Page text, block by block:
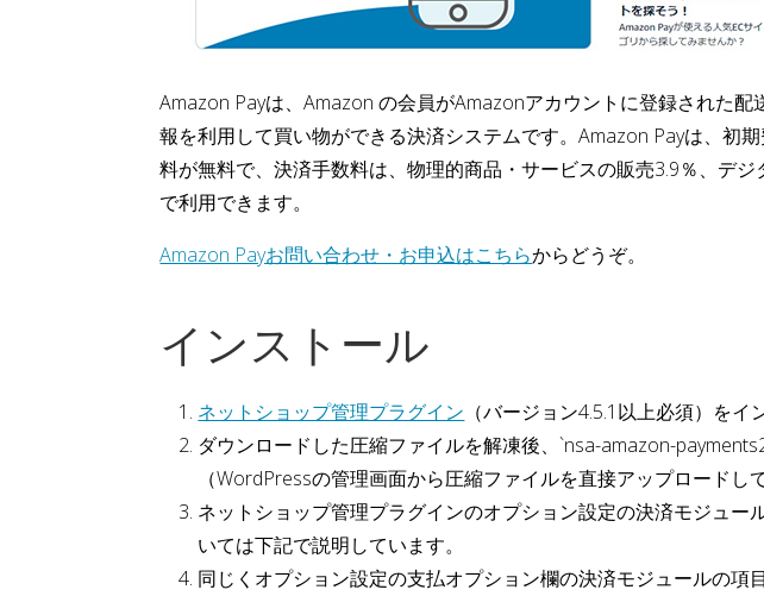
Amazon Payは、Amazon の会員がAmazonアカウントに登録された配
報を利用して買い物ができる決済システムです。Amazon Payは、初
料が無料で、決済手数料は、物理的商品・サービスの販売3.9％、デジ
で利用できます。
Amazon Payお問い合わせ・お申込はこちらからどうぞ。
インストール
ネットショップ管理プラグイン （バージョン4.5.1以上必須）をイ
ダウンロードした圧縮ファイルを解凍後、`nsa-amazon-
（WordPressの管理画面から圧縮ファイルを直接アップロードし
ネットショップ管理プラグインのオプション設定の決済モジュ
いては下記で説明しています。
同じくオプション設定の支払オプション欄の決済モジュールの